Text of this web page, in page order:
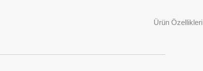
Ürün Özellikleri